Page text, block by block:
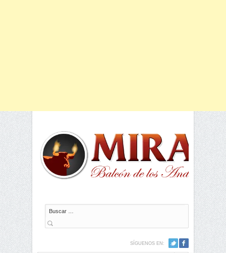
Buscar
SÍGUENOS EN: